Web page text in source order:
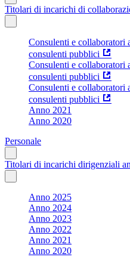
Titolari di incarichi di
Consulenti e collaboratori
consulenti pubblici
Consulenti e collaboratori
consulenti pubblici
Consulenti e collaboratori
consulenti pubblici
Anno 2021
Anno 2020
Personale
Titolari di incarichi dirigenziali
Anno 2025
Anno 2024
Anno 2023
Anno 2022
Anno 2021
Anno 2020